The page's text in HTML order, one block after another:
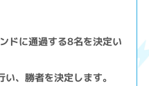
ドに通過する8名を決定い
、勝者を決定します。